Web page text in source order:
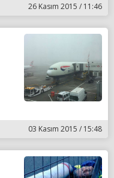
26 Kasım 2015 / 11:46
03 Kasım 2015 / 15:48